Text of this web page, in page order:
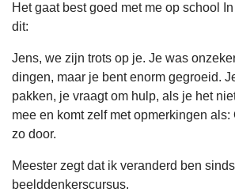
Het gaat best goed met me op school
dit:
Jens, we zijn trots op je. Je was
dingen, maar je bent enorm gegroeid.
pakken, je vraagt om hulp, als je het
mee en komt zelf met opmerkingen als:
zo door.
Meester zegt dat ik veranderd ben
beelddenkerscursus.